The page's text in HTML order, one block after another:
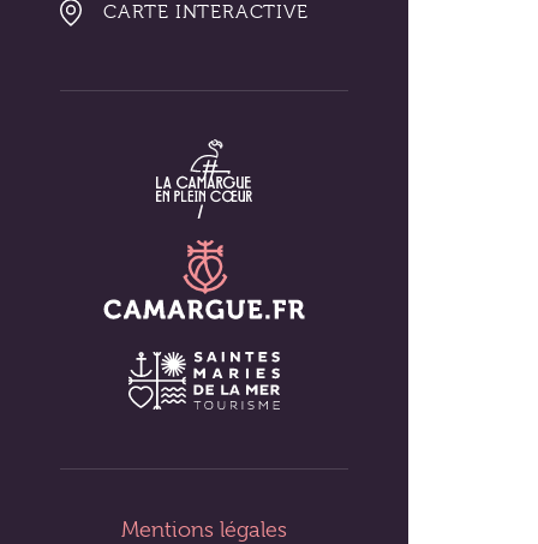
CARTE INTERACTIVE
Mentions légales